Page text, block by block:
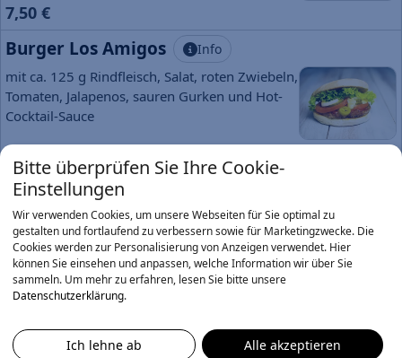
7,50 €
Burger Los Amigos Info
mit ca. 125 g Rindfleisch, Salat, roten Zwiebeln,
Tomaten, Jalapenos, sauren Gurken und Hot-
Cocktail-Sauce
ab 7,50 €
Burger Ducky
mit Crunchy Chicken, Ananas, Salat, Chester
Cheese und Honig-Senf-Sauce
ab 7,30 €
Burger Fish o lè Info
Bitte überprüfen Sie Ihre Cookie-
Einstellungen
Wir verwenden Cookies, um unsere Webseiten für Sie optimal zu
gestalten und fortlaufend zu verbessern sowie für Marketingzwecke. Die
Cookies werden zur Personalisierung von Anzeigen verwendet. Hier
können Sie einsehen und anpassen, welche Information wir über Sie
sammeln. Um mehr zu erfahren, lesen Sie bitte unsere
Datenschutzerklärung.
Ich lehne ab Alle akzeptieren